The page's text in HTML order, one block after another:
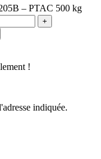
– PTAC 500 kg
!
indiquée.